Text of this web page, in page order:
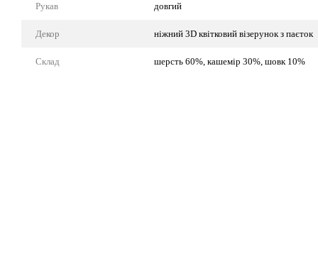
Рукав довгий
Декор ніжний 3D квітковий візерунок з паєток
Склад шерсть 60%, кашемір 30%, шовк 10%